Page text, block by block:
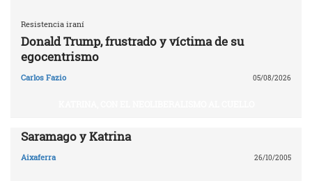
Resistencia iraní
Donald Trump, frustrado y víctima de su
egocentrismo
Carlos Fazio 05/08/2026
Saramago y Katrina
Aixaferra 26/10/2005